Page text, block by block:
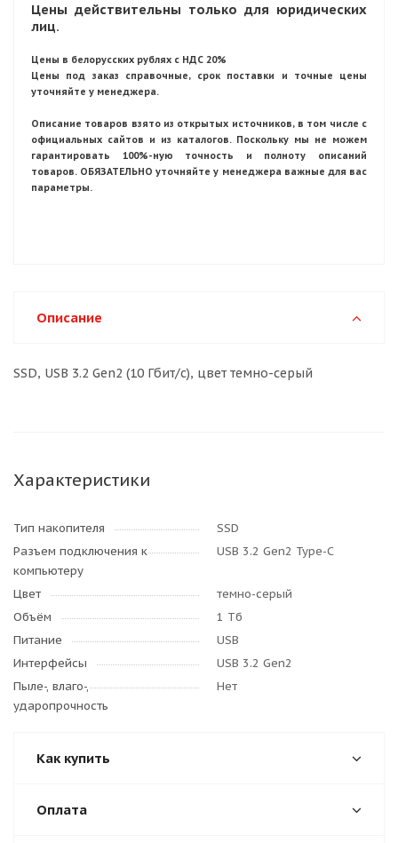
Цены действительны только для юридических
лиц.
Цены в белорусских рублях с НДС 20%
Цены под заказ справочные, срок поставки и точные цены
уточняйте у менеджера.
Описание товаров взято из открытых источников, в том числе с
официальных сайтов и из каталогов. Поскольку мы не можем
гарантировать 100%-ную точность и полноту описаний
товаров. ОБЯЗАТЕЛЬНО уточняйте у менеджера важные для вас
параметры.
Описание
SSD, USB 3.2 Gen2 (10 Гбит/с), цвет темно-серый
Характеристики
Тип накопителя
SSD
Разъем подключения к
компьютеру
USB 3.2 Gen2 Type-C
Цвет
темно-серый
Объём
1 Тб
Питание
USB
Интерфейсы
USB 3.2 Gen2
Пыле-, влаго-,
ударопрочность
Нет
Как купить
Оплата